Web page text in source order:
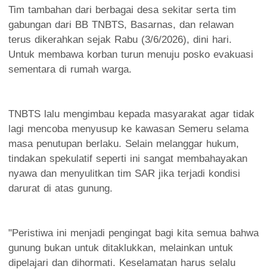
Tim tambahan dari berbagai desa sekitar serta tim
gabungan dari BB TNBTS, Basarnas, dan relawan
terus dikerahkan sejak Rabu (3/6/2026), dini hari.
Untuk membawa korban turun menuju posko evakuasi
sementara di rumah warga.
TNBTS lalu mengimbau kepada masyarakat agar tidak
lagi mencoba menyusup ke kawasan Semeru selama
masa penutupan berlaku. Selain melanggar hukum,
tindakan spekulatif seperti ini sangat membahayakan
nyawa dan menyulitkan tim SAR jika terjadi kondisi
darurat di atas gunung.
"Peristiwa ini menjadi pengingat bagi kita semua bahwa
gunung bukan untuk ditaklukkan, melainkan untuk
dipelajari dan dihormati. Keselamatan harus selalu